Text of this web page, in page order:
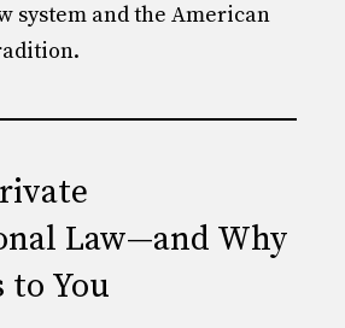
system and the American
Law—and Why
You